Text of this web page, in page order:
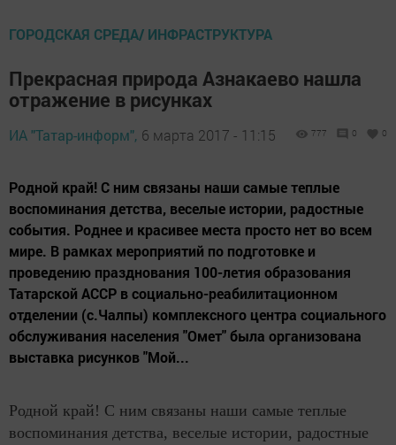
ГОРОДСКАЯ СРЕДА/ ИНФРАСТРУКТУРА
Прекрасная природа Азнакаево нашла
отражение в рисунках
ИА "Татар-информ", 6 марта 2017 - 11:15 777 0 0
Родной край! С ним связаны наши самые теплые
воспоминания детства, веселые истории, радостные
события. Роднее и красивее места просто нет во всем
мире. В рамках мероприятий по подготовке и
проведению празднования 100-летия образования
Татарской АССР в социально-реабилитационном
отделении (с.Чалпы) комплексного центра социального
обслуживания населения "Омет" была организована
выставка рисунков "Мой...
Родной край! С ним связаны наши самые теплые
воспоминания детства, веселые истории, радостные